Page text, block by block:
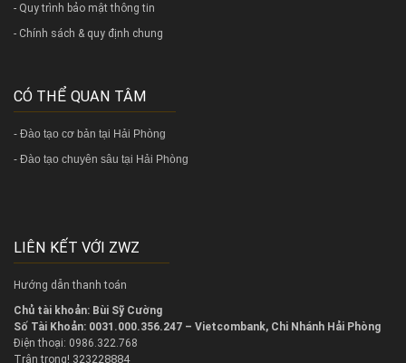
- Quy trình bảo mật thông tin
- Chính sách & quy định chung
CÓ THỂ QUAN TÂM
- Đào tạo cơ bản tại Hải Phòng
- Đào tạo chuyên sâu tại Hải Phòng
LIÊN KẾT VỚI ZWZ
Hướng dẫn thanh toán
Chủ tài khoản: Bùi Sỹ Cường
Số Tài Khoản: 0031.000.356.247 – Vietcombank, Chi Nhánh Hải Phòng
Điện thoại: 0986.322.768
Trân trọng! 323228884